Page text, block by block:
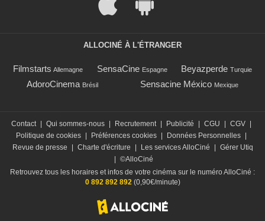
ALLOCINÉ À L'ÉTRANGER
Filmstarts Allemagne SensaCine Espagne Beyazperde Turquie
AdoroCinema Brésil Sensacine México Mexique
Contact Qui sommes-nous Recrutement Publicité CGU CGV
Politique de cookies
Préférences cookies Données Personnelles
Revue de presse
Charte d'écriture Les services AlloCiné
Gérer Utiq
©AlloCiné
Retrouvez tous les horaires et infos de votre cinéma sur le numéro AlloCiné :
0 892 892 892(0,90€/minute)